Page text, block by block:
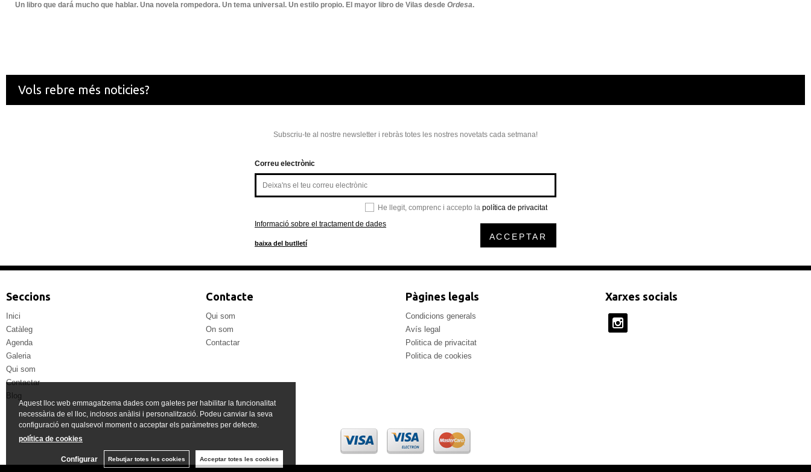
Un libro que dará mucho que hablar. Una novela rompedora. Un tema universal. Un estilo propio. El mayor libro de Vilas desde Ordesa.
Vols rebre més noticies?
Subscriu-te al nostre newsletter i rebràs totes les nostres novetats cada setmana!
Correu electrònic
He llegit, comprenc i accepto la política de privacitat
Informació sobre el tractament de dades
baixa del butlletí
ACCEPTAR
Seccions
Inici
Catàleg
Agenda
Galeria
Qui som
Contactar
Blog
Contacte
Qui som
On som
Contactar
Pàgines legals
Condicions generals
Avís legal
Politica de privacitat
Politica de cookies
Xarxes socials
Aquest lloc web emmagatzema dades com galetes per habilitar la funcionalitat
necessària de el lloc, inclosos anàlisi i personalització. Podeu canviar la seva
configuració en qualsevol moment o acceptar els paràmetres per defecte.
política de cookies
Configurar Rebutjar totes les cookies Acceptar totes les cookies